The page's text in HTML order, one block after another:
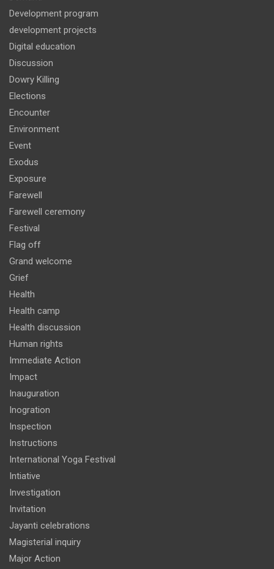
Development program
development projects
Digital education
Discussion
Dowry Killing
Elections
Encounter
Environment
Event
Exodus
Exposure
Farewell
Farewell ceremony
Festival
Flag off
Grand welcome
Grief
Health
Health camp
Health discussion
Human rights
Immediate Action
Impact
Inauguration
Inogration
Inspection
Instructions
International Yoga Festival
Intiative
Investigation
Invitation
Jayanti celebrations
Magisterial inquiry
Major Action